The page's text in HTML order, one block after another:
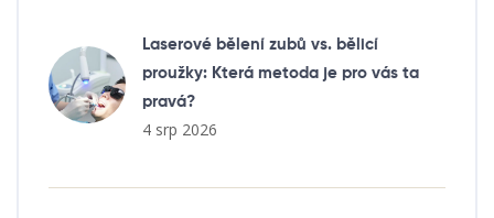
Laserové bělení zubů vs. bělicí
proužky: Která metoda je pro vás ta
pravá?
4 srp 2026